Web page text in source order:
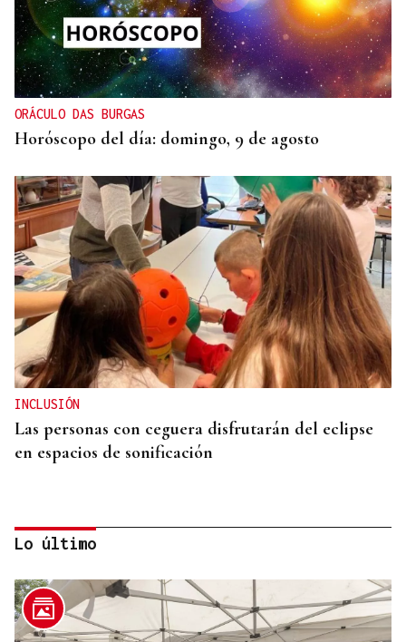
ORÁCULO DAS BURGAS
Horóscopo del día: domingo, 9 de agosto
INCLUSIÓN
Las personas con ceguera disfrutarán del eclipse
en espacios de sonificación
Lo último